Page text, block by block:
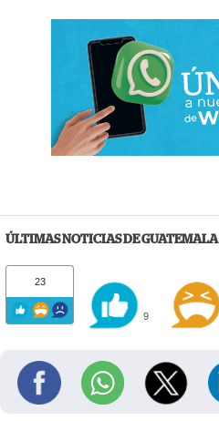
ÚLTIMAS NOTICIAS DE GUATEMALA
23
9